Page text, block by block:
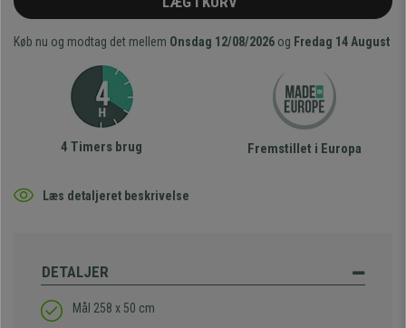
Køb nu og modtag det mellem Onsdag 12/08/2026 og Fredag 14 August
4 Timers brug Fremstillet i Europa
Læs detaljeret beskrivelse
DETALJER
Mål 258 x 50 cm